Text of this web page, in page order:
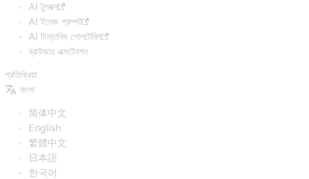
AI টুলবক্স
AI ইমেজ প্রম্পট
AI চিন্তাবিদ গোলটেবিল
ব্রাউজার এক্সটেনশন
প্রতিক্রিয়া
বাংলা
简体中文
English
繁體中文
日本語
한국어